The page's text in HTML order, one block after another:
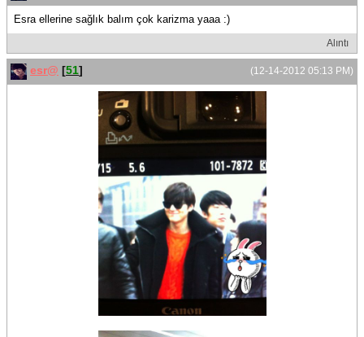
Esra ellerine sağlık balım çok karizma yaaa :)
Alıntı
(12-14-2012 05:13 PM)
esr@ [51]